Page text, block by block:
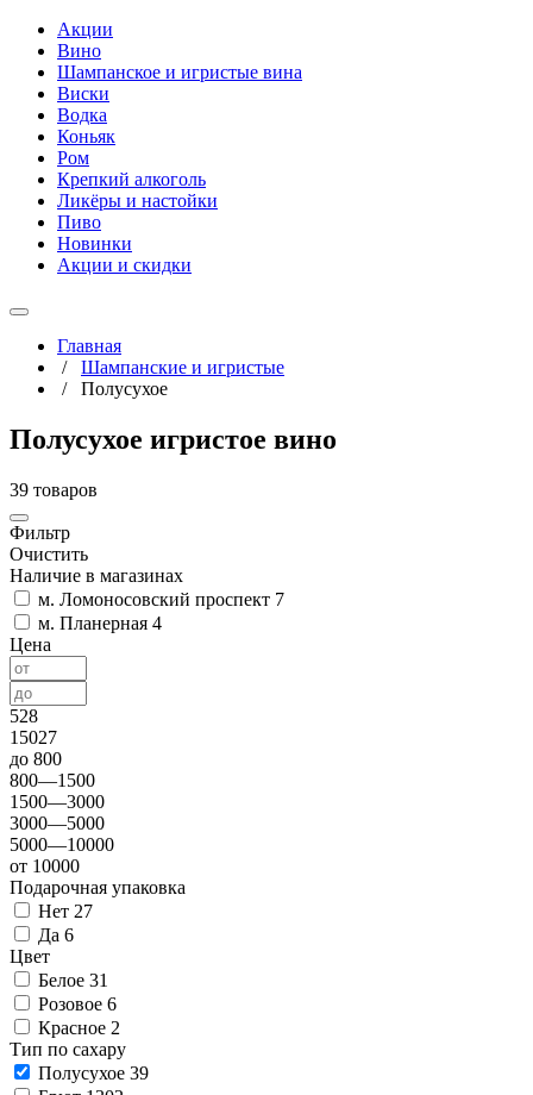
Акции
Вино
Шампанское и игристые вина
Виски
Водка
Коньяк
Ром
Крепкий алкоголь
Ликёры и настойки
Пиво
Новинки
Акции и скидки
Главная
/ Шампанские и игристые
/ Полусухое
Полусухое игристое вино
39 товаров
Фильтр
Очистить
Наличие в магазинах
м. Ломоносовский проспект 7
м. Планерная 4
Цена
528
15027
до 800
800—1500
1500—3000
3000—5000
5000—10000
от 10000
Подарочная упаковка
Нет 27
Да 6
Цвет
Белое 31
Розовое 6
Красное 2
Тип по сахару
Полусухое 39